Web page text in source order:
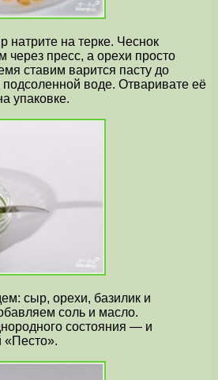
натрите на терке. Чеснок
через пресс, а орехи просто
ставим варится пасту до
подсоленной воде. Отваривате её
упаковке.
сыр, орехи, базилик и
соль и масло.
состояния — и
«Песто».